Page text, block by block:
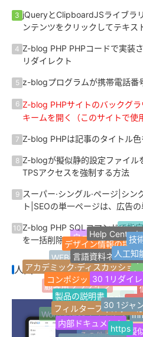
3 jQueryとClipboardJSライブラ
ンテンツをクリックしてテキス
4 Z-blog PHP PHPコードで実装
リダイレクト
5 z-blogプログラムが携帯電話番
6 Z-blog PHPサイトのバックグ
キームを開く（このサイトで使
7 Z-blog PHPは記事のタイトル
8 Z-blogが擬似静的設定ファイル
TPSアクセスを強制する方法
9 スーパー·シングル·ページ|シ
ト|SEOの単一ページは、広告
10 Z-blog PHP SQLコマンドで指
を一括削除
人気のハッシュタグ
Z-
FinchUI
ウェブサイトナビゲ
1ページの
マイ
カスタムサー
応答性が高い。
適応する。
Jquery
ブログサイ
最
Word Pressプラグイン
顧客用プラグイン
WEB引越しサイト
ウェブサイト情報
ウ
オ
内部ドキュメント
製品の説明書
アカデミック·ディスカッション
デザイン情報の提供
Help Center
技
擬
https
フィルターフィルター
コンポジットネットワー
言語資料ネットワ
人工知
シ
良
30 1ジャ
30 1リダイレ